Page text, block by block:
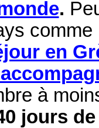
.
en
à
jours